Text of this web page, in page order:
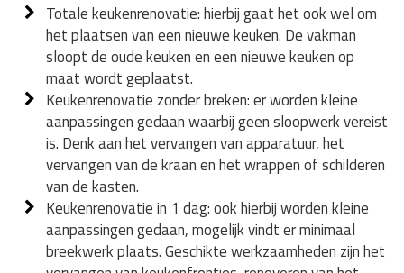
Totale keukenrenovatie: hierbij gaat het ook wel om
het plaatsen van een nieuwe keuken. De vakman
sloopt de oude keuken en een nieuwe keuken op
maat wordt geplaatst.
Keukenrenovatie zonder breken: er worden kleine
aanpassingen gedaan waarbij geen sloopwerk vereist
is. Denk aan het vervangen van apparatuur, het
vervangen van de kraan en het wrappen of schilderen
van de kasten.
Keukenrenovatie in 1 dag: ook hierbij worden kleine
aanpassingen gedaan, mogelijk vindt er minimaal
breekwerk plaats. Geschikte werkzaamheden zijn het